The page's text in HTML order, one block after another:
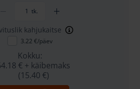
tk.
kahjukaitse
3.22 €/päev
Kokku:
€ + käibemaks
(15.40 €)